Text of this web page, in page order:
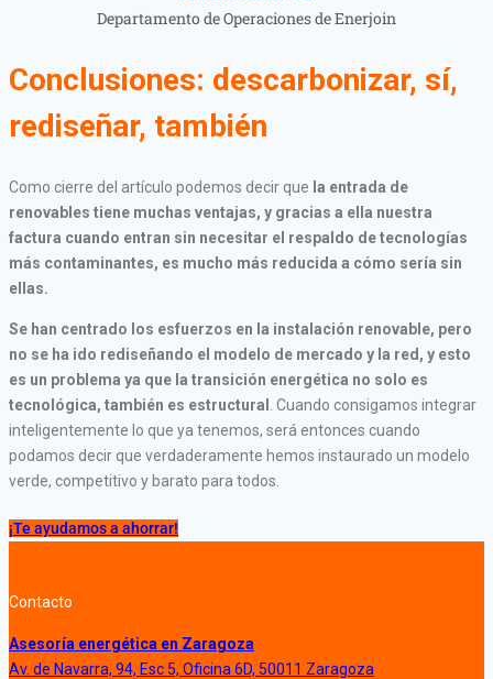
Departamento de Operaciones de Enerjoin
Conclusiones: descarbonizar, sí,
rediseñar, también
Como cierre del artículo podemos decir que la entrada de
renovables tiene muchas ventajas, y gracias a ella nuestra
factura cuando entran sin necesitar el respaldo de tecnologías
más contaminantes, es mucho más reducida a cómo sería sin
ellas.
Se han centrado los esfuerzos en la instalación renovable, pero
no se ha ido rediseñando el modelo de mercado y la red, y esto
es un problema ya que la transición energética no solo es
tecnológica, también es estructural
. Cuando consigamos integrar
inteligentemente lo que ya tenemos, será entonces cuando
podamos decir que verdaderamente hemos instaurado un modelo
verde, competitivo y barato para todos.
¡Te ayudamos a ahorrar!
Contacto
Asesoría energética en Zaragoza
Av. de Navarra, 94, Esc 5, Oficina 6D, 50011 Zaragoza